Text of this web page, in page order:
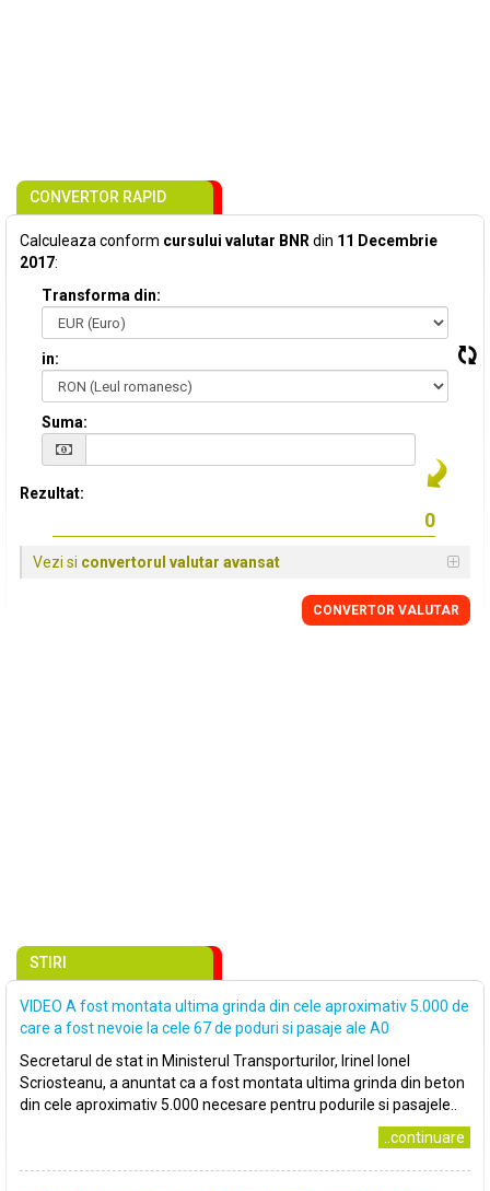
CONVERTOR RAPID
Calculeaza conform cursului valutar BNR din 11 Decembrie
2017:
Transforma din:
in:
Suma:
Rezultat:
Vezi si convertorul valutar avansat
CONVERTOR VALUTAR
STIRI
VIDEO A fost montata ultima grinda din cele aproximativ 5.000 de
care a fost nevoie la cele 67 de poduri si pasaje ale A0
Secretarul de stat in Ministerul Transporturilor, Irinel Ionel
Scriosteanu, a anuntat ca a fost montata ultima grinda din beton
din cele aproximativ 5.000 necesare pentru podurile si pasajele..
..continuare